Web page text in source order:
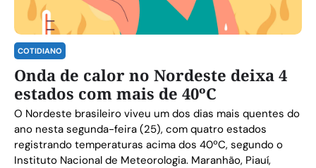
COTIDIANO
Onda de calor no Nordeste deixa 4
estados com mais de 40ºC
O Nordeste brasileiro viveu um dos dias mais quentes do
ano nesta segunda-feira (25), com quatro estados
registrando temperaturas acima dos 40ºC, segundo o
Instituto Nacional de Meteorologia. Maranhão, Piauí,